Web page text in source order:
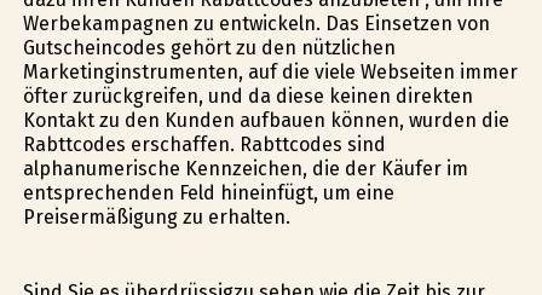
Werbekampagnen zu entwickeln. Das Einsetzen von
Gutscheincodes gehört zu den nützlichen
Marketinginstrumenten, auf die viele Webseiten immer
öfter zurückgreifen, und da diese keinen direkten
Kontakt zu den Kunden aufbauen können, wurden die
Rabttcodes erschaffen. Rabttcodes sind
alphanumerische Kennzeichen, die der Käufer im
entsprechenden Feld hineinfügt, um eine
Preisermäßigung zu erhalten.